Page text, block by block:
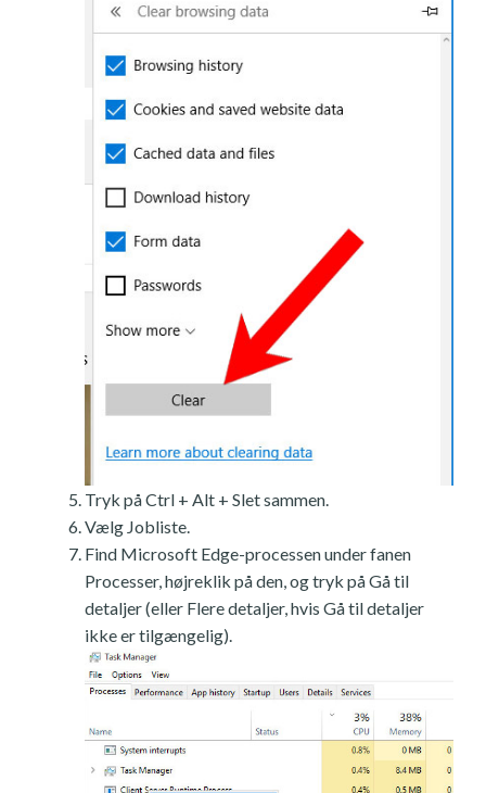
Tryk på Ctrl + Alt + Slet sammen.
Vælg Jobliste.
Find Microsoft Edge-processen under fanen
Processer, højreklik på den, og tryk på Gå til
detaljer (eller Flere detaljer, hvis Gå til detaljer
ikke er tilgængelig).